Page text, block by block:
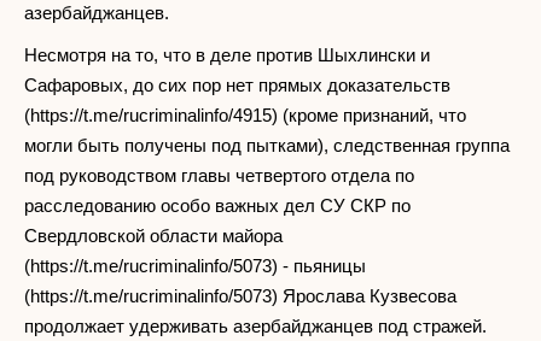
азербайджанцев.
Несмотря на то, что в деле против Шыхлински и
Сафаровых, до сих пор нет прямых доказательств
(https://t.me/rucriminalinfo/4915) (кроме признаний, что
могли быть получены под пытками), следственная группа
под руководством главы четвертого отдела по
расследованию особо важных дел СУ СКР по
Свердловской области майора
(https://t.me/rucriminalinfo/5073) - пьяницы
(https://t.me/rucriminalinfo/5073) Ярослава Кузвесова
продолжает удерживать азербайджанцев под стражей.